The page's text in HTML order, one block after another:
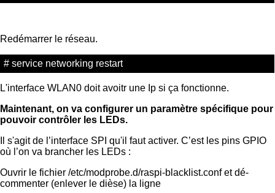
Redémarrer le réseau.
# service networking restart
L'interface WLAN0 doit avoitr une Ip si ça fonctionne.
Maintenant, on va configurer un paramètre spécifique pour
pouvoir contrôler les LEDs.
Il s'agit de l’interface SPI qu'il faut activer. C’est les pins GPIO
où l’on va brancher les LEDs :
Ouvrir le fichier /etc/modprobe.d/raspi-blacklist.conf et dé-
commenter (enlever le dièse) la ligne